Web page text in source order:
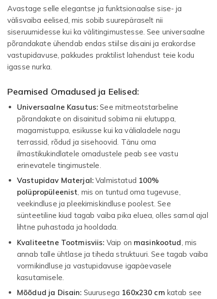
Avastage selle elegantse ja funktsionaalse sise- ja
välisvaiba eelised, mis sobib suurepäraselt nii
siseruumidesse kui ka välitingimustesse. See universaalne
põrandakate ühendab endas stiilse disaini ja erakordse
vastupidavuse, pakkudes praktilist lahendust teie kodu
igasse nurka.
Peamised Omadused ja Eelised:
Universaalne Kasutus: See mitmeotstarbeline
põrandakate on disainitud sobima nii elutuppa,
magamistuppa, esikusse kui ka välialadele nagu
terrassid, rõdud ja sisehoovid. Tänu oma
ilmastikukindlatele omadustele peab see vastu
erinevatele tingimustele.
Vastupidav Materjal: Valmistatud 100%
polüpropüleenist, mis on tuntud oma tugevuse,
veekindluse ja pleekimiskindluse poolest. See
sünteetiline kiud tagab vaiba pika eluea, olles samal ajal
lihtne puhastada ja hooldada.
Kvaliteetne Tootmisviis: Vaip on masinkootud , mis
annab talle ühtlase ja tiheda struktuuri. See tagab vaiba
vormikindluse ja vastupidavuse igapäevasele
kasutamisele.
Mõõdud ja Disain: Suurusega 160x230 cm katab see